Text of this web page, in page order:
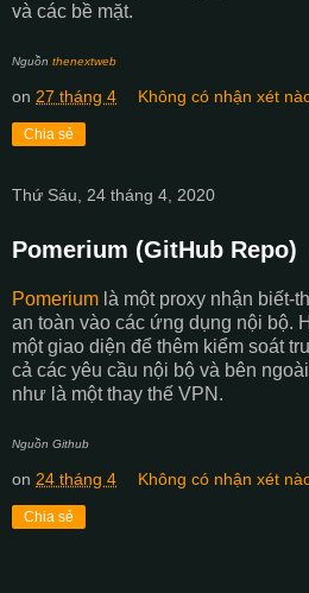
và các bề mặt.
Nguồn thenextweb
on 27 tháng 4 Không có nhận xét
Chia sẻ
Thứ Sáu, 24 tháng 4, 2020
Pomerium (GitHub Repo)
Pomerium là một proxy nhận biết-
an toàn vào các ứng dụng nội bộ.
một giao diện để thêm kiểm soát
cả các yêu cầu nội bộ và bên
như là một thay thế VPN.
Nguồn Github
on 24 tháng 4 Không có nhận xét
Chia sẻ